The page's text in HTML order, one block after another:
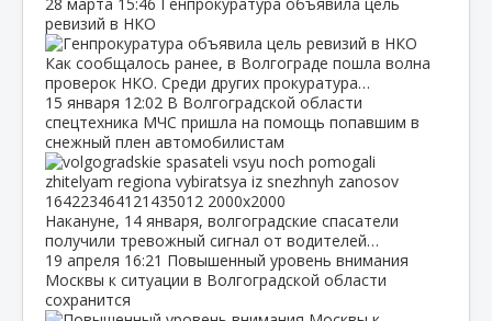
ревизий в НКО
Как сообщалось ранее, в Волгограде пошла волна
проверок НКО. Среди других прокуратура…
15 января 12:02 В Волгоградской области
спецтехника МЧС пришла на помощь попавшим в
снежный плен автомобилистам
Накануне, 14 января, волгоградские спасатели
получили тревожный сигнал от водителей…
19 апреля 16:21 Повышенный уровень внимания
Москвы к ситуации в Волгоградской области
сохранится